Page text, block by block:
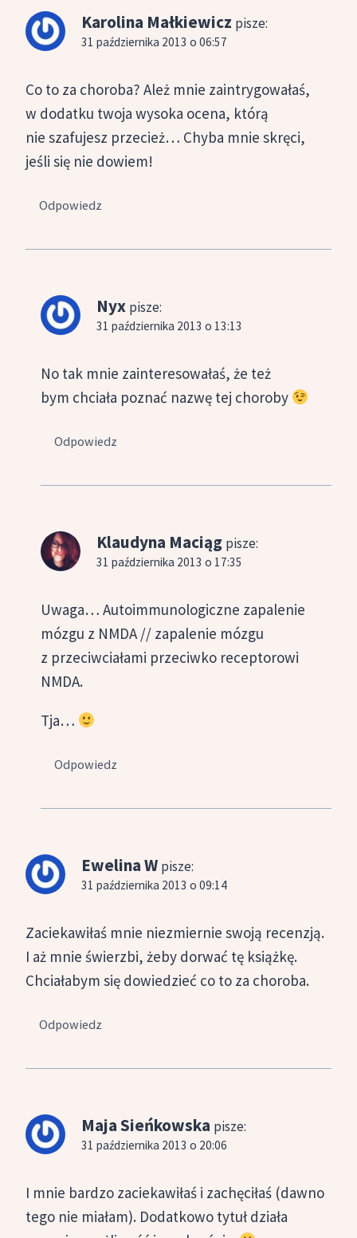
Karolina Małkiewicz pisze:
31 października 2013 o 06:57
Co to za choroba? Ależ mnie zaintrygowałaś,
w dodatku twoja wysoka ocena, którą
nie szafujesz przecież… Chyba mnie skręci,
jeśli się nie dowiem!
Odpowiedz
Nyx pisze:
31 października 2013 o 13:13
No tak mnie zainteresowałaś, że też
bym chciała poznać nazwę tej choroby
Odpowiedz
Klaudyna Maciąg pisze:
31 października 2013 o 17:35
Uwaga… Autoimmunologiczne zapalenie
mózgu z NMDA // zapalenie mózgu
z przeciwciałami przeciwko receptorowi
NMDA.
Tja…
Odpowiedz
Ewelina W pisze:
31 października 2013 o 09:14
Zaciekawiłaś mnie niezmiernie swoją recenzją.
I aż mnie świerzbi, żeby dorwać tę książkę.
Chciałabym się dowiedzieć co to za choroba.
Odpowiedz
Maja Sieńkowska pisze:
31 października 2013 o 20:06
I mnie bardzo zaciekawiłaś i zachęciłaś (dawno
tego nie miałam). Dodatkowo tytuł działa